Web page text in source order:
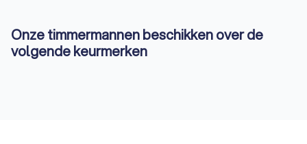
Onze timmermannen beschikken over de
volgende keurmerken